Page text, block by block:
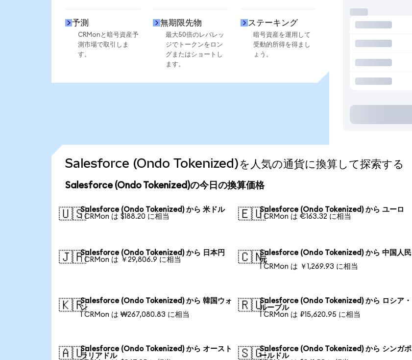
予測
CRMonと暗号資産予
測市場で取引しま
す。
無期限先物
最大50倍のレバレッ
ジでトークンをロン
グまたはショートし
ます。
ステーキング
暗号資産を運用して
受動的所得を得まし
ょう。
Salesforce (Ondo Tokenized)を人気の通貨に換算して探索する
Salesforce (Ondo Tokenized)の今日の換算価格
🇺🇸Salesforce (Ondo Tokenized) から 米ドル
1 CRMon は $188.20 に相当
🇪🇺Salesforce (Ondo Tokenized) から ユーロ
1 CRMon は €163.32 に相当
🇯🇵Salesforce (Ondo Tokenized) から 日本円
1 CRMon は ￥29,806.9 に相当
🇨🇳Salesforce (Ondo Tokenized) から 中国人民
元
1 CRMon は ￥1,269.93 に相当
🇰🇷Salesforce (Ondo Tokenized) から 韓国ウォ
ン
1 CRMon は ₩267,080.83 に相当
🇷🇺Salesforce (Ondo Tokenized) から ロシア・
ルーブル
1 CRMon は ₽15,620.95 に相当
🇦🇺Salesforce (Ondo Tokenized) から オースト
ラリアドル
🇸🇬Salesforce (Ondo Tokenized) から シンガポ
ールドル